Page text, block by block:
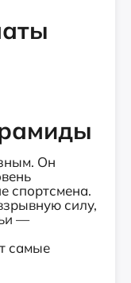
Он
спортсмена.
силу,
—
самые